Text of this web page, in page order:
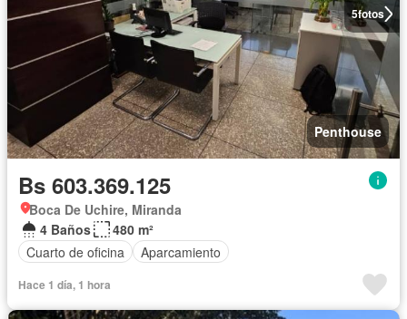
5fotos
Penthouse
Bs 603.369.125
Boca De Uchire, Miranda
4 Baños
480 m²
Cuarto de oficina
Aparcamiento
Hace 1 día, 1 hora